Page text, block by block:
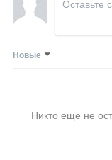
Новые
Никто ещё не